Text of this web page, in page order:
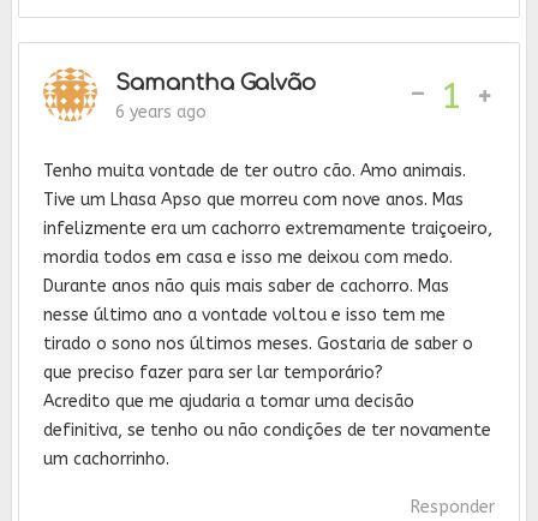
Samantha Galvão
6 years ago - 1
Tenho muita vontade de ter outro cão. Amo animais.
Tive um Lhasa Apso que morreu com nove anos. Mas
infelizmente era um cachorro extremamente traiçoeiro,
mordia todos em casa e isso me deixou com medo.
Durante anos não quis mais saber de cachorro. Mas
nesse último ano a vontade voltou e isso tem me
tirado o sono nos últimos meses. Gostaria de saber o
que preciso fazer para ser lar temporário?
Acredito que me ajudaria a tomar uma decisão
definitiva, se tenho ou não condições de ter novamente
um cachorrinho.
Responder